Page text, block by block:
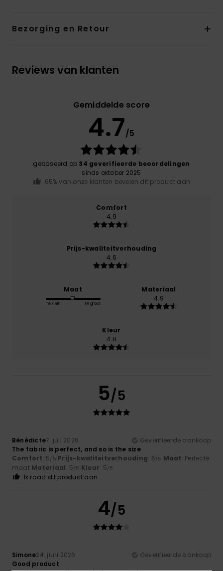
Bezorging en Retour
Reviews van klanten
Gemiddelde score
4.7/5
gebaseerd op 34 geverifieerde beoordelingen
sinds oktober 2025
65% van onze klanten bevelen dit product aan
Comfort
4.9
Prijs-kwaliteitverhouding
4.6
Maat
Te klein Te groot
Materiaal
4.9
Kleur
4.8
5/5
Bénédicte7. juli 2026
Geverifieerde aankoop
The fabric is perfect, and so is the size
Comfort: 5/5 Prijs-kwaliteitverhouding: 5/5 Maat: Perfecte
maat Materiaal: 5/5 Kleur: 5/5
Ik raad dit product aan
4/5
Simone24. juni 2026
Geverifieerde aankoop
Good product